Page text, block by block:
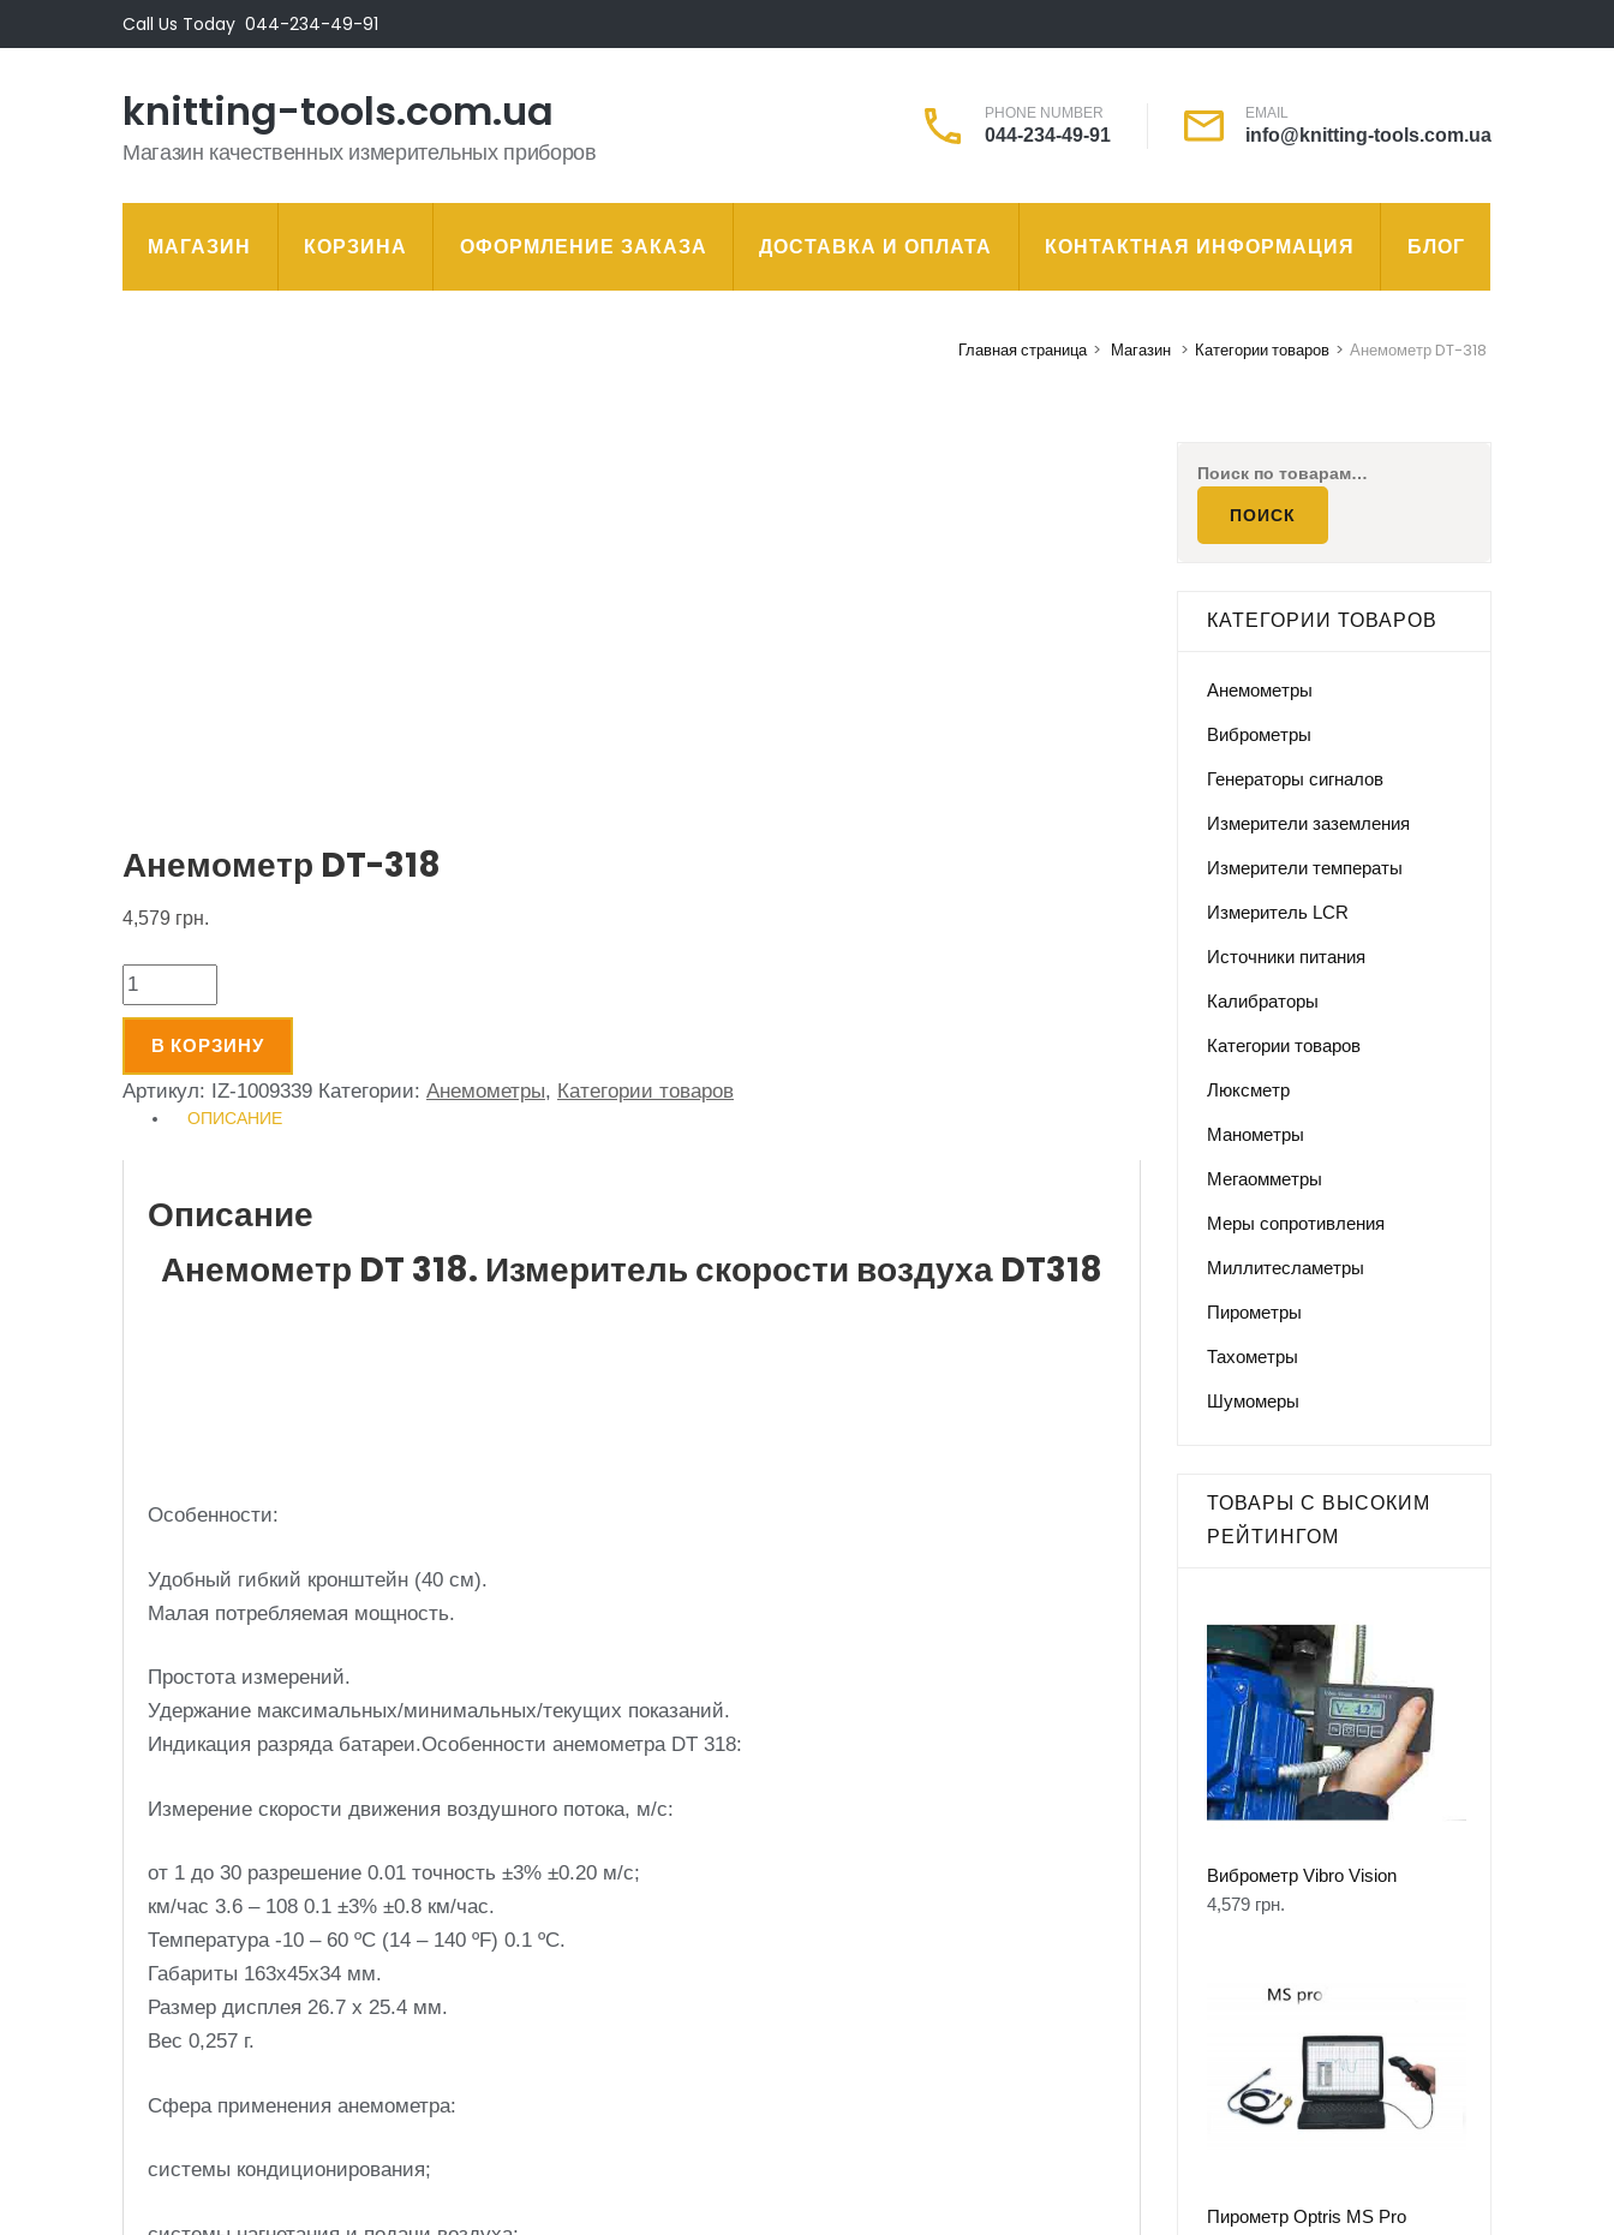
к
Call Us Today 044-234-49-91
knitting-tools.com.ua
Магазин качественных измерительных приборов
PHONE NUMBER
044-234-49-91
EMAIL
info@knitting-tools.com.ua
МАГАЗИН КОРЗИНА ОФОРМЛЕНИЕ ЗАКАЗА ДОСТАВКА И ОПЛАТА КОНТАКТНАЯ ИНФОРМАЦИЯ БЛОГ
Главная страница > Магазин > Категории товаров > Анемометр DT-318
Анемометр DT-318
4,579 грн.
Количество
В КОРЗИНУ
Артикул: IZ-1009339 Категории: Анемометры, Категории товаров
ОПИСАНИЕ
Описание
Анемометр DT 318. Измеритель скорости воздуха DT318
Особенности:
Удобный гибкий кронштейн (40 см).
Малая потребляемая мощность.
Простота измерений.
Удержание максимальных/минимальных/текущих показаний.
Индикация разряда батареи.Особенности анемометра DT 318:
Измерение скорости движения воздушного потока, м/с:
от 1 до 30 разрешение 0.01 точность ±3% ±0.20 м/с;
км/час 3.6 – 108 0.1 ±3% ±0.8 км/час.
Температура -10 – 60 ºС (14 – 140 ºF) 0.1 ºС.
Габариты 163х45х34 мм.
Размер дисплея 26.7 х 25.4 мм.
Вес 0,257 г.
Сфера применения анемометра:
системы кондиционирования;
ПОИСК
КАТЕГОРИИ ТОВАРОВ
Анемометры
Виброметры
Генераторы сигналов
Измерители заземления
Измерители температы
Измеритель LCR
Источники питания
Калибраторы
Категории товаров
Люксметр
Манометры
Мегаомметры
Меры сопротивления
Миллитесламетры
Пирометры
Тахометры
Шумомеры
ТОВАРЫ С ВЫСОКИМ
РЕЙТИНГОМ
Виброметр Vibro Vision
4,579 грн.
Пирометр Optris MS Pro